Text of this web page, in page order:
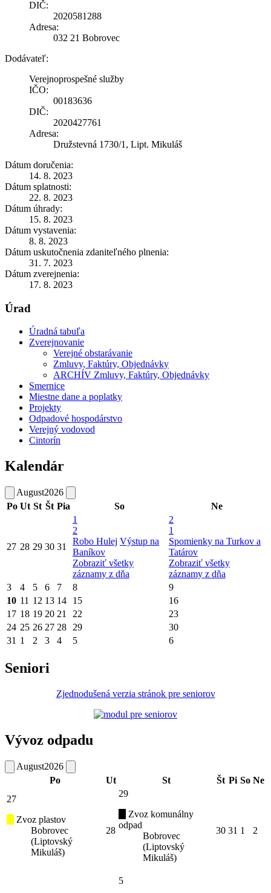
DIČ:
2020581288
Adresa:
032 21 Bobrovec
Dodávateľ:
Verejnoprospešné služby
IČO:
00183636
DIČ:
2020427761
Adresa:
Družstevná 1730/1, Lipt. Mikuláš
Dátum doručenia:
14. 8. 2023
Dátum splatnosti:
22. 8. 2023
Dátum úhrady:
15. 8. 2023
Dátum vystavenia:
8. 8. 2023
Dátum uskutočnenia zdaniteľného plnenia:
31. 7. 2023
Dátum zverejnenia:
17. 8. 2023
Úrad
Úradná tabuľa
Zverejnovanie
Verejné obstarávanie
Zmluvy, Faktúry, Objednávky
ARCHÍV Zmluvy, Faktúry, Objednávky
Smernice
Miestne dane a poplatky
Projekty
Odpadové hospodárstvo
Verejný vodovod
Cintorín
Kalendár
August2026
Po Ut St Št Pia So Ne
27 28 29 30 31
1
2
Robo Hulej Výstup na
Baníkov
Zobraziť všetky
záznamy z dňa
2
1
Spomienky na Turkov a
Tatárov
Zobraziť všetky
záznamy z dňa
3
4 5 6 7 8
9
10 11 12 13 14 15
16
17 18 19 20 21 22
23
24 25 26 27 28 29
30
31 1 2 3 4 5 6
Seniori
Zjednodušená verzia stránok pre seniorov
Vývoz odpadu
August2026
Po
Ut St Št Pi So Ne
27
Zvoz plastov
Bobrovec
(Liptovský
Mikuláš)
28
29
Zvoz komunálny
odpad
Bobrovec
(Liptovský
Mikuláš)
30 31 1 2
5